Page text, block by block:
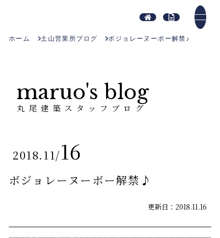
ホーム 土山営業所ブログ ボジョレーヌーボー解禁♪
maruo's blog
丸尾建築スタッフブログ
2018.11/16
ボジョレーヌーボー解禁♪
更新日：2018.11.16